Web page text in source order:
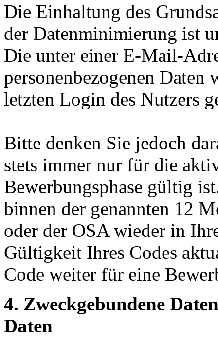
Die Einhaltung des
der Datenminimierung ist
Die unter einer E-Mail-
personenbezogenen Daten
letzten Login des Nutzers
Bitte denken Sie jedoch
stets immer nur für die
Bewerbungsphase gültig
binnen der genannten 12
oder der OSA wieder in
Gültigkeit Ihres Codes
Code weiter für eine
4. Zweckgebundene
Daten